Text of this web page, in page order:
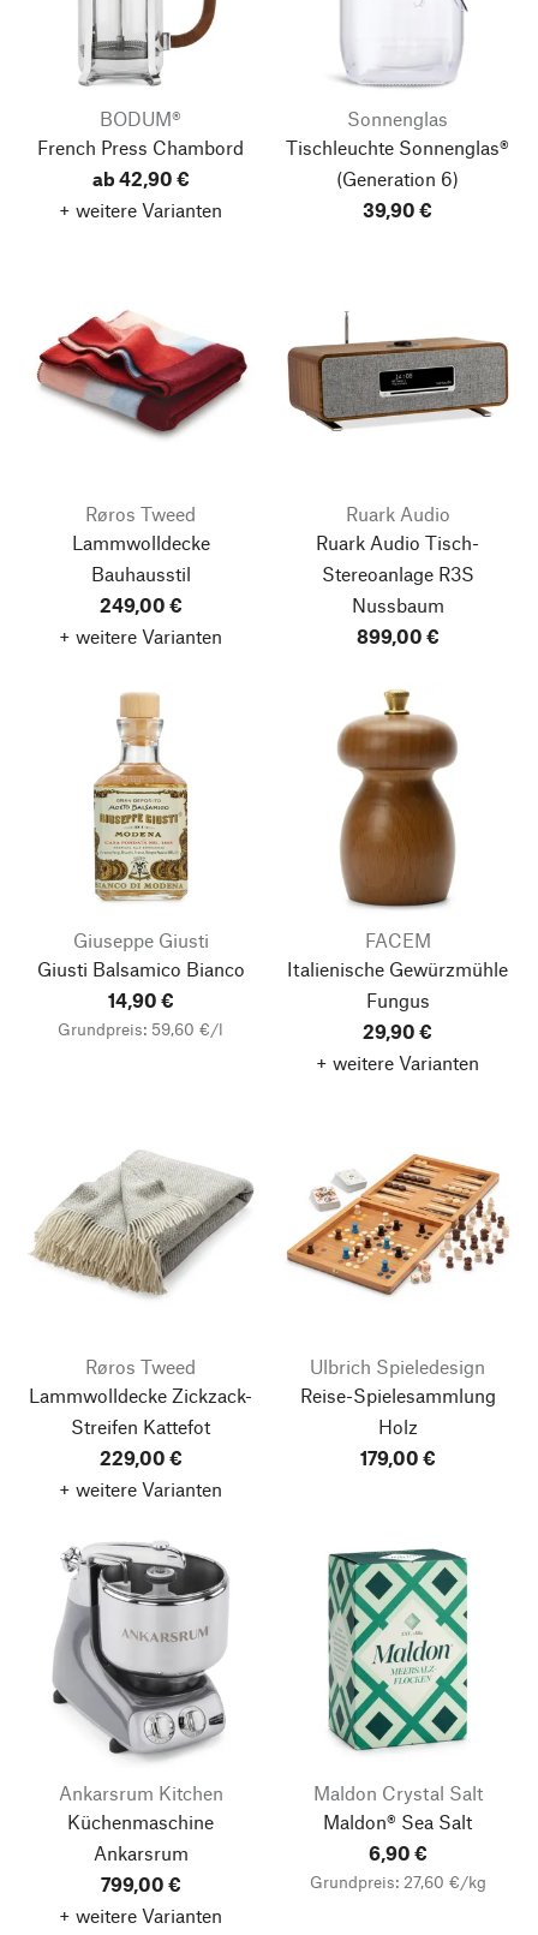
BODUM®
French Press Chambord
ab 42,90 €
+ weitere Varianten
Sonnenglas
Tischleuchte Sonnenglas®
(Generation 6)
39,90 €
Røros Tweed
Lammwolldecke
Bauhausstil
249,00 €
+ weitere Varianten
Ruark Audio
Ruark Audio Tisch-
Stereoanlage R3S
Nussbaum
899,00 €
Giuseppe Giusti
Giusti Balsamico Bianco
14,90 €
Grundpreis: 59,60 €/l
FACEM
Italienische Gewürzmühle
Fungus
29,90 €
+ weitere Varianten
Røros Tweed
Lammwolldecke Zickzack-
Streifen Kattefot
229,00 €
+ weitere Varianten
Ulbrich Spieledesign
Reise-Spielesammlung
Holz
179,00 €
Ankarsrum Kitchen
Küchenmaschine
Ankarsrum
799,00 €
+ weitere Varianten
Maldon Crystal Salt
Maldon® Sea Salt
6,90 €
Grundpreis: 27,60 €/kg